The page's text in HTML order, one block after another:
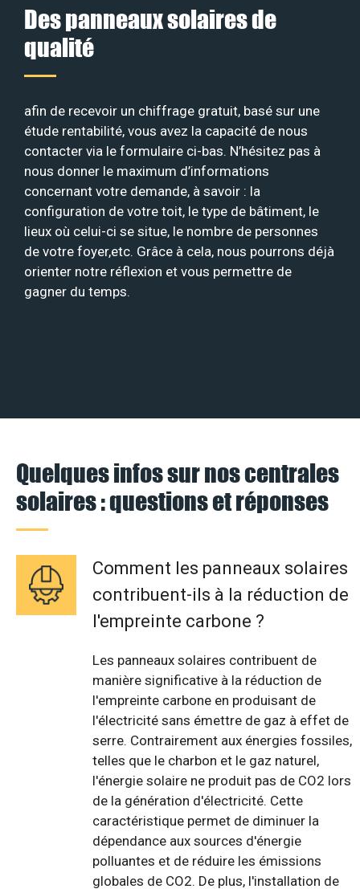
Des panneaux solaires de
qualité
afin de recevoir un chiffrage gratuit, basé sur une
étude rentabilité, vous avez la capacité de nous
contacter via le formulaire ci-bas. N’hésitez pas à
nous donner le maximum d’informations
concernant votre demande, à savoir : la
configuration de votre toit, le type de bâtiment, le
lieux où celui-ci se situe, le nombre de personnes
de votre foyer,etc. Grâce à cela, nous pourrons déjà
orienter notre réflexion et vous permettre de
gagner du temps.
Quelques infos sur nos centrales
solaires : questions et réponses
Comment les panneaux solaires
contribuent-ils à la réduction de
l'empreinte carbone ?
Les panneaux solaires contribuent de
manière significative à la réduction de
l'empreinte carbone en produisant de
l'électricité sans émettre de gaz à effet de
serre. Contrairement aux énergies fossiles,
telles que le charbon et le gaz naturel,
l'énergie solaire ne produit pas de CO2 lors
de la génération d'électricité. Cette
caractéristique permet de diminuer la
dépendance aux sources d'énergie
polluantes et de réduire les émissions
globales de CO2. De plus, l'installation de